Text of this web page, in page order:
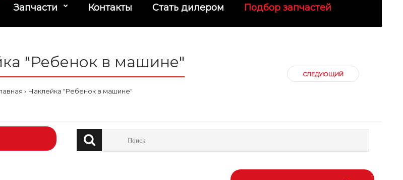
Запчасти Контакты Стать дилером Подбор запчастей
"Ребенок в машине"
Наклейка "Ребенок в машине"
СЛЕДУЮЩИЙ